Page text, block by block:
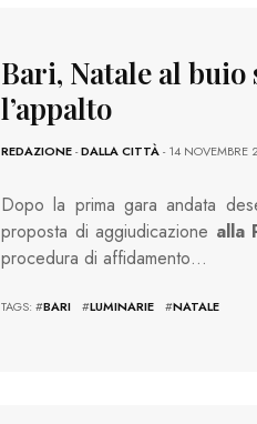
Bari, Natale al
l’appalto
REDAZIONE-DALLA CITTÀ- 14 NOVEMBRE
Dopo la prima gara andata
proposta di aggiudicazione alla
procedura di affidamento…
TAGS: #BARI #LUMINARIE #NATALE